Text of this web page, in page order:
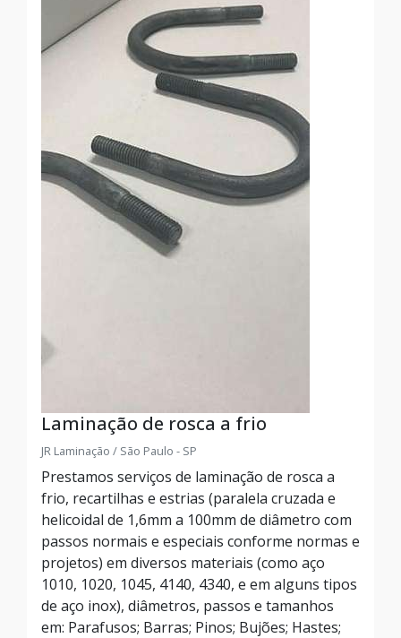
Laminação de rosca a frio
JR Laminação / São Paulo - SP
Prestamos serviços de laminação de rosca a
frio, recartilhas e estrias (paralela cruzada e
helicoidal de 1,6mm a 100mm de diâmetro com
passos normais e especiais conforme normas e
projetos) em diversos materiais (como aço
1010, 1020, 1045, 4140, 4340, e em alguns tipos
de aço inox), diâmetros, passos e tamanhos
em: Parafusos; Barras; Pinos; Bujões; Hastes;